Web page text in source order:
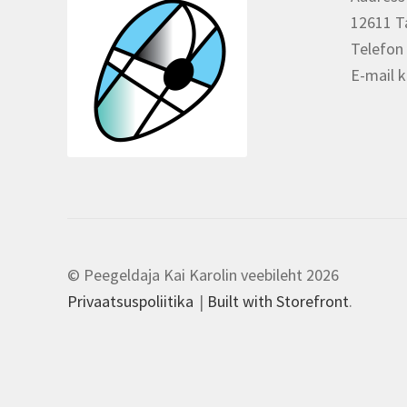
12611
Telefon
E-mail
© Peegeldaja Kai Karolin veebileht 2026
Privaatsuspoliitika
Built with Storefront.